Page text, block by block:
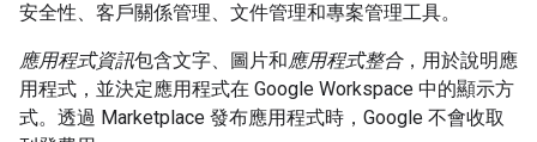
安全性、客戶關係管理、文件管理和專案管理工具。
應用程式資訊包含文字、圖片和應用程式整合，用於說明應
用程式，並決定應用程式在 Google Workspace 中的顯示方
式。透過 Marketplace 發布應用程式時，Google 不會收取